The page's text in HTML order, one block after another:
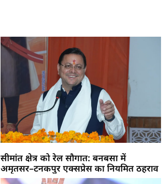
सीमांत क्षेत्र को रेल सौगात: बनबसा में
अमृतसर–टनकपुर एक्सप्रेस का नियमित ठहराव